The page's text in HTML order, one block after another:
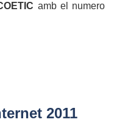
amb el numero
2011